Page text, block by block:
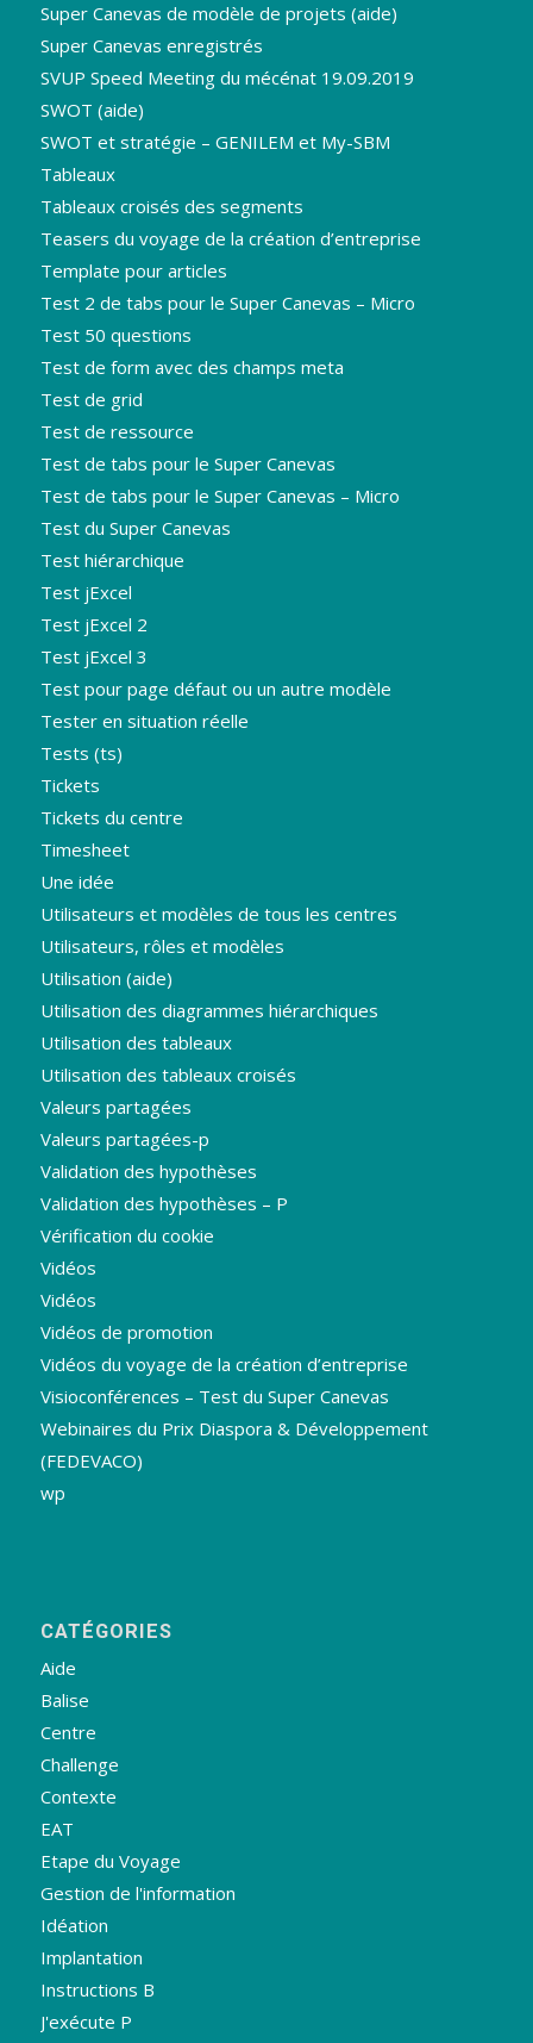
Super Canevas de modèle de projets (aide)
Super Canevas enregistrés
SVUP Speed Meeting du mécénat 19.09.2019
SWOT (aide)
SWOT et stratégie – GENILEM et My-SBM
Tableaux
Tableaux croisés des segments
Teasers du voyage de la création d’entreprise
Template pour articles
Test 2 de tabs pour le Super Canevas – Micro
Test 50 questions
Test de form avec des champs meta
Test de grid
Test de ressource
Test de tabs pour le Super Canevas
Test de tabs pour le Super Canevas – Micro
Test du Super Canevas
Test hiérarchique
Test jExcel
Test jExcel 2
Test jExcel 3
Test pour page défaut ou un autre modèle
Tester en situation réelle
Tests (ts)
Tickets
Tickets du centre
Timesheet
Une idée
Utilisateurs et modèles de tous les centres
Utilisateurs, rôles et modèles
Utilisation (aide)
Utilisation des diagrammes hiérarchiques
Utilisation des tableaux
Utilisation des tableaux croisés
Valeurs partagées
Valeurs partagées-p
Validation des hypothèses
Validation des hypothèses – P
Vérification du cookie
Vidéos
Vidéos
Vidéos de promotion
Vidéos du voyage de la création d’entreprise
Visioconférences – Test du Super Canevas
Webinaires du Prix Diaspora & Développement
(FEDEVACO)
wp
CATÉGORIES
Aide
Balise
Centre
Challenge
Contexte
EAT
Etape du Voyage
Gestion de l'information
Idéation
Implantation
Instructions B
J'exécute P